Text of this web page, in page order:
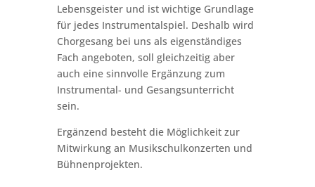
Lebensgeister und ist wichtige Grundlage
für jedes Instrumentalspiel. Deshalb wird
Chorgesang bei uns als eigenständiges
Fach angeboten, soll gleichzeitig aber
auch eine sinnvolle Ergänzung zum
Instrumental- und Gesangsunterricht
sein.
Ergänzend besteht die Möglichkeit zur
Mitwirkung an Musikschulkonzerten und
Bühnenprojekten.